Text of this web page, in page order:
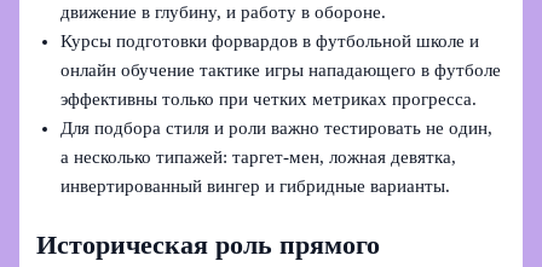
движение в глубину, и работу в обороне.
Курсы подготовки форвардов в футбольной школе и
онлайн обучение тактике игры нападающего в футболе
эффективны только при четких метриках прогресса.
Для подбора стиля и роли важно тестировать не один,
а несколько типажей: таргет‑мен, ложная девятка,
инвертированный вингер и гибридные варианты.
Историческая роль прямого